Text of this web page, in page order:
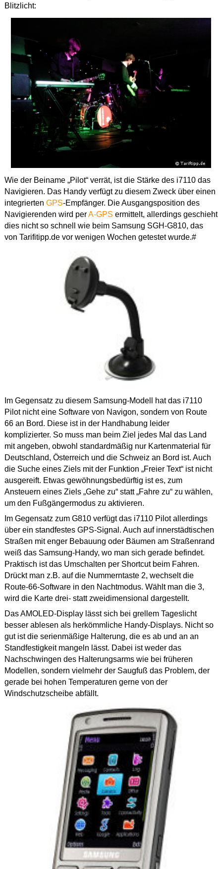
Blitzlicht:
Wie der Beiname „Pilot“ verrät, ist die Stärke des i7110 das
Navigieren. Das Handy verfügt zu diesem Zweck über einen
integrierten GPS-Empfänger. Die Ausgangsposition des
Navigierenden wird perA-GPS ermittelt, allerdings geschieht
dies nicht so schnell wie beim Samsung SGH-G810, das
von Tarifitipp.de vor wenigen Wochen getestet wurde.#
Im Gegensatz zu diesem Samsung-Modell hat das i7110
Pilot nicht eine Software von Navigon, sondern von Route
66 an Bord. Diese ist in der Handhabung leider
komplizierter. So muss man beim Ziel jedes Mal das Land
mit angeben, obwohl standardmäßig nur Kartenmaterial für
Deutschland, Österreich und die Schweiz an Bord ist. Auch
die Suche eines Ziels mit der Funktion „Freier Text“ ist nicht
ausgereift. Etwas gewöhnungsbedürftig ist es, zum
Ansteuern eines Ziels „Gehe zu“ statt „Fahre zu“ zu wählen,
um den Fußgängermodus zu aktivieren.
Im Gegensatz zum G810 verfügt das i7110 Pilot allerdings
über ein standfestes GPS-Signal. Auch auf innerstädtischen
Straßen mit enger Bebauung oder Bäumen am Straßenrand
weiß das Samsung-Handy, wo man sich gerade befindet.
Praktisch ist das Umschalten per Shortcut beim Fahren.
Drückt man z.B. auf die Nummerntaste 2, wechselt die
Route-66-Software in den Nachtmodus. Wählt man die 3,
wird die Karte drei- statt zweidimensional dargestellt.
Das AMOLED-Display lässt sich bei grellem Tageslicht
besser ablesen als herkömmliche Handy-Displays. Nicht so
gut ist die serienmäßige Halterung, die es ab und an an
Standfestigkeit mangeln lässt. Dabei ist weder das
Nachschwingen des Halterungsarms wie bei früheren
Modellen, sondern vielmehr der Saugfuß das Problem, der
gerade bei hohen Temperaturen gerne von der
Windschutzscheibe abfällt.